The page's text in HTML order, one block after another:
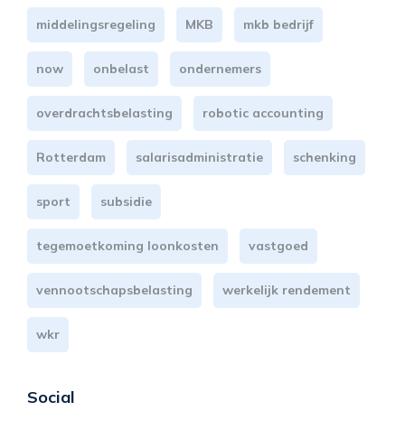
middelingsregeling MKB mkb bedrijf
now onbelast ondernemers
overdrachtsbelasting robotic accounting
Rotterdam salarisadministratie schenking
sport subsidie
tegemoetkoming loonkosten vastgoed
vennootschapsbelasting werkelijk rendement
wkr
Social